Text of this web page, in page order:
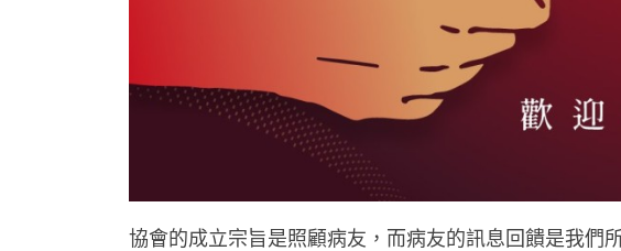
協會的成立宗旨是照顧病友，而病友的訊息回饋是我們